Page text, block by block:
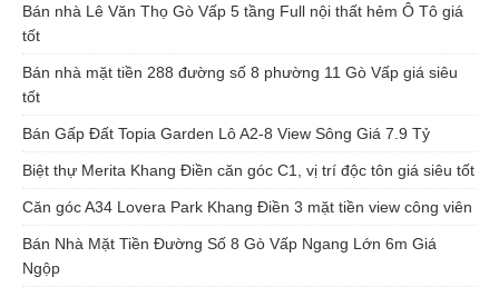
Bán nhà Lê Văn Thọ Gò Vấp 5 tầng Full nội thất hẻm Ô Tô giá
tốt
Bán nhà mặt tiền 288 đường số 8 phường 11 Gò Vấp giá siêu
tốt
Bán Gấp Đất Topia Garden Lô A2-8 View Sông Giá 7.9 Tỷ
Biệt thự Merita Khang Điền căn góc C1, vị trí độc tôn giá siêu tốt
Căn góc A34 Lovera Park Khang Điền 3 mặt tiền view công viên
Bán Nhà Mặt Tiền Đường Số 8 Gò Vấp Ngang Lớn 6m Giá
Ngộp